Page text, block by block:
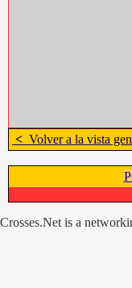
< Volver a la vista
Crosses.Net is a